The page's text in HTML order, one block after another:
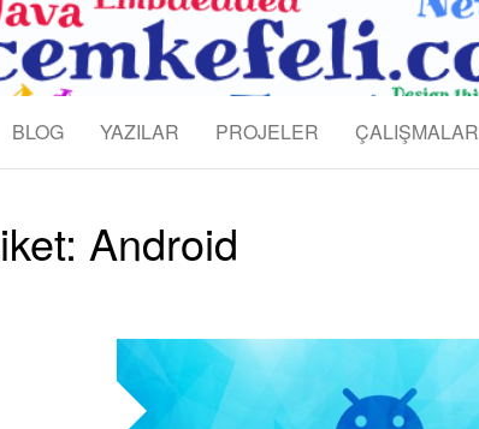
BLOG YAZILAR PROJELER ÇALIŞMALAR
Android